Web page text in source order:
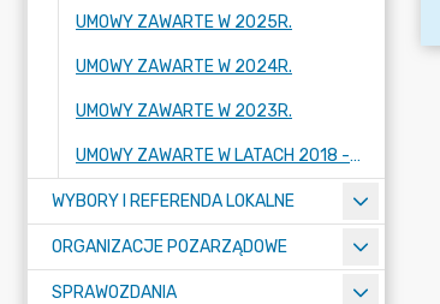
UMOWY ZAWARTE W 2025R.
UMOWY ZAWARTE W 2024R.
UMOWY ZAWARTE W 2023R.
UMOWY ZAWARTE W LATACH 2018 - 2022
WYBORY I REFERENDA LOKALNE
ORGANIZACJE POZARZĄDOWE
SPRAWOZDANIA